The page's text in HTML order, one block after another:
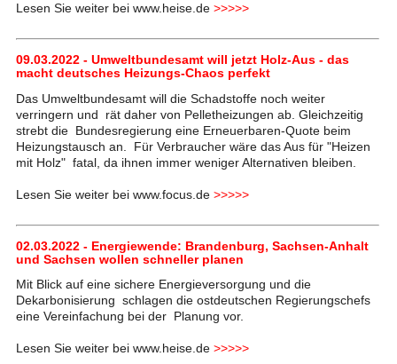
Lesen Sie weiter bei www.heise.de >>>>>
09.03.2022 - Umweltbundesamt will jetzt Holz-Aus - das
macht deutsches Heizungs-Chaos perfekt
Das Umweltbundesamt will die Schadstoffe noch weiter
verringern und rät daher von Pelletheizungen ab. Gleichzeitig
strebt die Bundesregierung eine Erneuerbaren-Quote beim
Heizungstausch an. Für Verbraucher wäre das Aus für "Heizen
mit Holz" fatal, da ihnen immer weniger Alternativen bleiben.
Lesen Sie weiter bei www.focus.de >>>>>
02.03.2022 - Energiewende: Brandenburg, Sachsen-Anhalt
und Sachsen wollen schneller planen
Mit Blick auf eine sichere Energieversorgung und die
Dekarbonisierung schlagen die ostdeutschen Regierungschefs
eine Vereinfachung bei der Planung vor.
Lesen Sie weiter bei www.heise.de >>>>>